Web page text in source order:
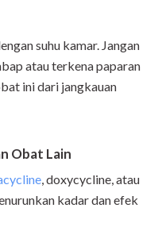
suhu kamar. Jangan
atau terkena paparan
ini dari jangkauan
Obat Lain
, doxycycline, atau
kadar dan efek